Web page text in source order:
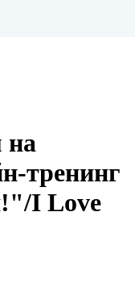
на
тренинг
I Love